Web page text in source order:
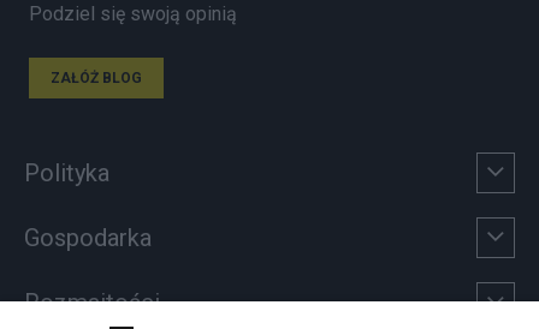
Podziel się swoją opinią
ZAŁÓŻ BLOG
Polityka
Gospodarka
Rozmaitości